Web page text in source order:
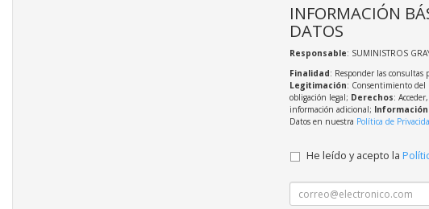
INFORMACIÓN
DATOS
Responsable: SUMINISTROS
Finalidad: Responder las
Legitimación: Consentimiento del
obligación legal; Derechos:
información adicional;
Datos en nuestra Política de
He leído y acepto la